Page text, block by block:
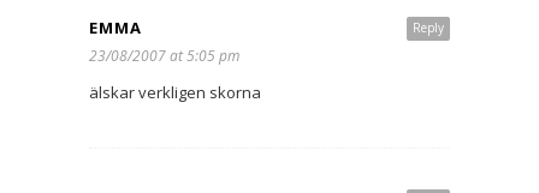
Reply
EMMA
23/08/2007 at 5:05 pm
älskar verkligen skorna